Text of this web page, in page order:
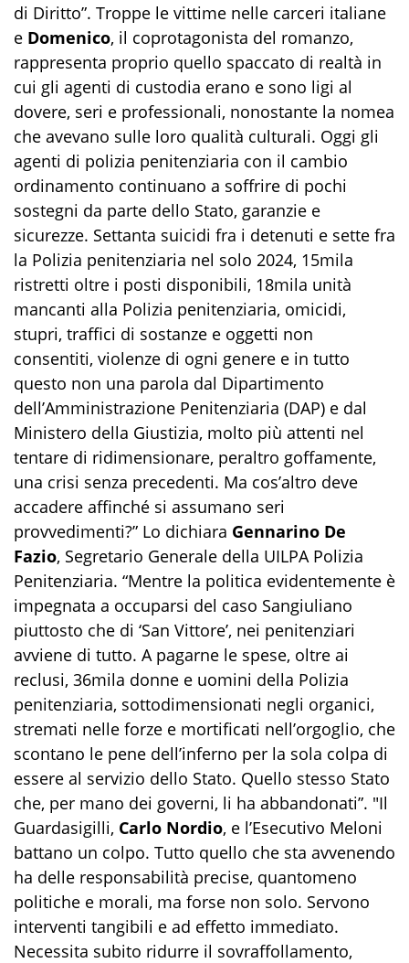
di Diritto”. Troppe le vittime nelle carceri italiane
e Domenico, il coprotagonista del romanzo,
rappresenta proprio quello spaccato di realtà in
cui gli agenti di custodia erano e sono ligi al
dovere, seri e professionali, nonostante la nomea
che avevano sulle loro qualità culturali. Oggi gli
agenti di polizia penitenziaria con il cambio
ordinamento continuano a soffrire di pochi
sostegni da parte dello Stato, garanzie e
sicurezze. Settanta suicidi fra i detenuti e sette fra
la Polizia penitenziaria nel solo 2024, 15mila
ristretti oltre i posti disponibili, 18mila unità
mancanti alla Polizia penitenziaria, omicidi,
stupri, traffici di sostanze e oggetti non
consentiti, violenze di ogni genere e in tutto
questo non una parola dal Dipartimento
dell’Amministrazione Penitenziaria (DAP) e dal
Ministero della Giustizia, molto più attenti nel
tentare di ridimensionare, peraltro goffamente,
una crisi senza precedenti. Ma cos’altro deve
accadere affinché si assumano seri
provvedimenti?” Lo dichiara Gennarino De
Fazio, Segretario Generale della UILPA Polizia
Penitenziaria. “Mentre la politica evidentemente è
impegnata a occuparsi del caso Sangiuliano
piuttosto che di ‘San Vittore’, nei penitenziari
avviene di tutto. A pagarne le spese, oltre ai
reclusi, 36mila donne e uomini della Polizia
penitenziaria, sottodimensionati negli organici,
stremati nelle forze e mortificati nell’orgoglio, che
scontano le pene dell’inferno per la sola colpa di
essere al servizio dello Stato. Quello stesso Stato
che, per mano dei governi, li ha abbandonati”. "Il
Guardasigilli, Carlo Nordio, e l’Esecutivo Meloni
battano un colpo. Tutto quello che sta avvenendo
ha delle responsabilità precise, quantomeno
politiche e morali, ma forse non solo. Servono
interventi tangibili e ad effetto immediato.
Necessita subito ridurre il sovraffollamento,